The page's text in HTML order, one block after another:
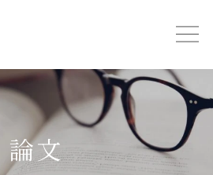
論文